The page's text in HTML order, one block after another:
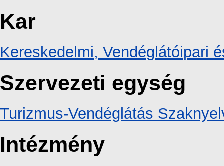
Kar
Kereskedelmi, Vendéglátóipari
Szervezeti egység
Turizmus-Vendéglátás
Intézmény